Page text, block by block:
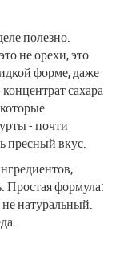
полезно.
не орехи, это
форме, даже
сахара
- почти
пресный вкус.
Простая формула:
натуральный.